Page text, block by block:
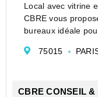
Local avec vitrine
CBRE vous
bureaux idéale
75015
CBRE CONSEIL &